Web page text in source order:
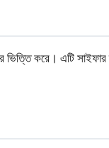
ভিত্তি করে। এটি